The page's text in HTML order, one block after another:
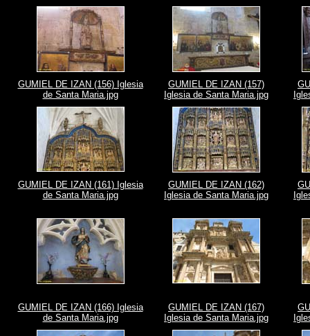
GUMIEL DE IZAN (156) Iglesia
de Santa Maria.jpg
GUMIEL DE IZAN (157)
Iglesia de Santa Maria.jpg
GUMIEL DE IZAN (161) Iglesia
de Santa Maria.jpg
GUMIEL DE IZAN (162)
Iglesia de Santa Maria.jpg
GUMIEL DE IZAN (166) Iglesia
de Santa Maria.jpg
GUMIEL DE IZAN (167)
Iglesia de Santa Maria.jpg